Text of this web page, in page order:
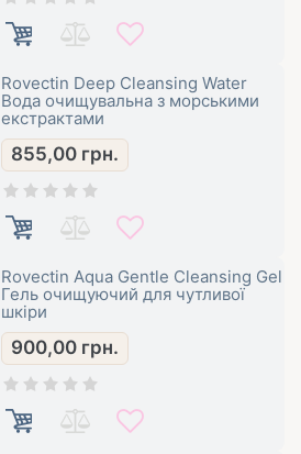
Rovectin Deep Cleansing Water
Вода очищувальна з морськими
екстрактами
855,00 грн.
Rovectin Aqua Gentle Cleansing Gel
Гель очищуючий для чутливої
шкіри
900,00 грн.